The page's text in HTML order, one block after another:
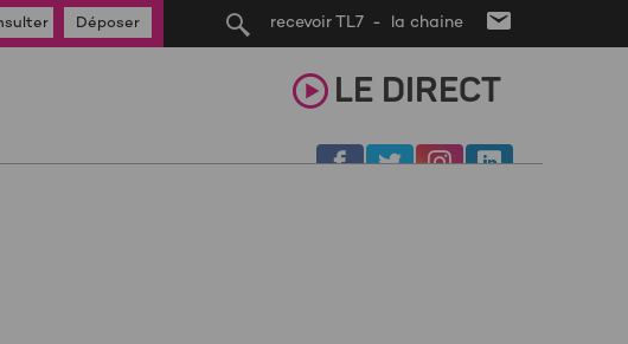
recevoir TL7 - la chaine
Déposer
LE DIRECT